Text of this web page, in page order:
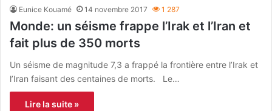
Eunice Kouamé 14 novembre 2017 1 287
Monde: un séisme frappe l’Irak et l’Iran et
fait plus de 350 morts
Un séisme de magnitude 7,3 a frappé la frontière entre l’Irak et
l’Iran faisant des centaines de morts. Le…
Lire la suite »